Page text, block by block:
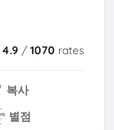
4.9 /1070 rates
복사
별점